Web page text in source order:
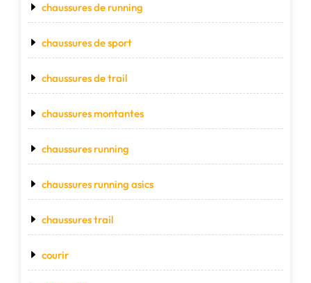
chaussures de running
chaussures de sport
chaussures de trail
chaussures montantes
chaussures running
chaussures running asics
chaussures trail
courir